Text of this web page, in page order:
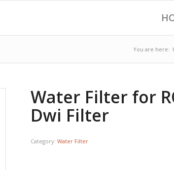
You are here:
Water Filter for
Dwi Filter
Category:Water Filter